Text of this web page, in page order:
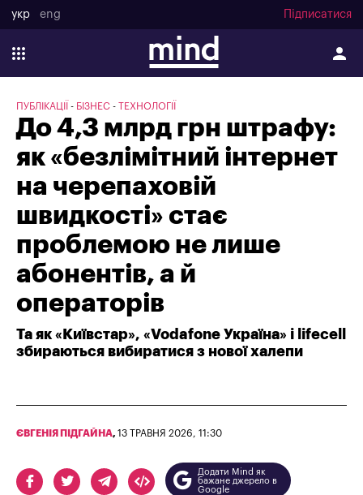
укр eng Підписатися
ПУБЛІКАЦІЇ БІЗНЕС ТЕХНОЛОГІЇ
До 4,3 млрд грн штрафу:
як «безлімітний інтернет
на черепаховій
швидкості» стає
проблемою не лише
абонентів, а й
операторів
Та як «Київстар», «Vodafone Україна» і lifecell
збираються вибиратися з нової халепи
ЄВГЕНІЯ ПІДГАЙНА, 13 ТРАВНЯ 2026, 11:30
Додати Mind як
бажане джерело в
Google